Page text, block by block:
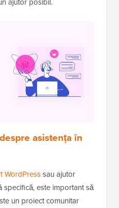
asistența în
WordPresssau ajutor
specifică, este important să
un proiect comunitar